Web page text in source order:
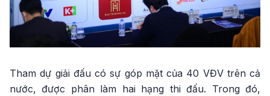
Tham dự giải đấu có sự góp mặt của 40 VĐV trên cả
nước, được phân làm hai hạng thi đấu. Trong đó,